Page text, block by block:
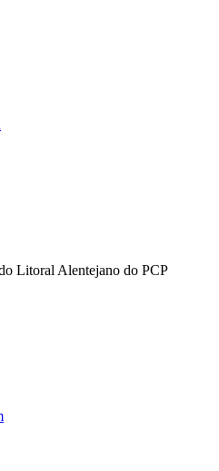
Litoral Alentejano do PCP